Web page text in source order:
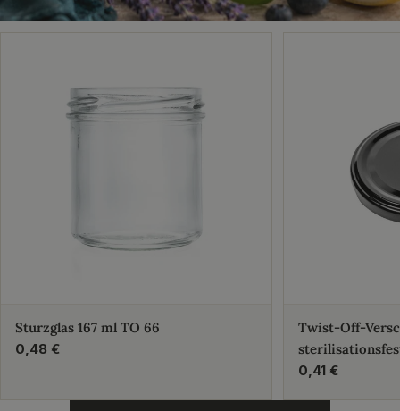
Sturzglas 167 ml TO 66
Regulärer
0,48 €
Twist-Off-
Regulärer
0,41 €